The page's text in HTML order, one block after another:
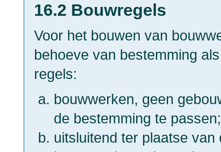
16.2 Bouwregels
Voor het bouwen van
behoeve van bestemming
regels:
bouwwerken, geen
de bestemming te passen;
uitsluitend ter plaatse